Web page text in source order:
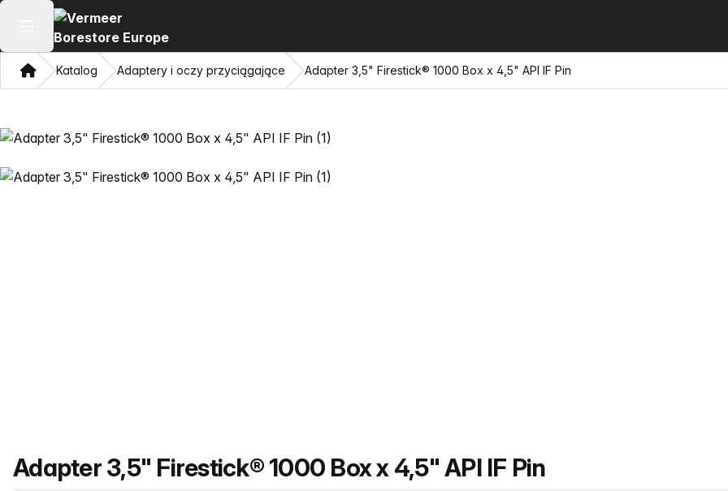
Otwórz menu główne
DomKatalog Adaptery i oczy przyciągające Adapter 3,5" Firestick® 1000 Box x 4,5" API IF Pin
Nazwa produktu
Adapter 3,5" Firestick® 1000 Box x 4,5" API IF Pin